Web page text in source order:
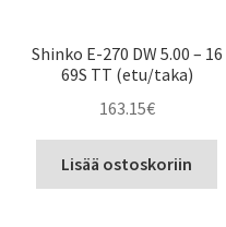
Shinko E-270 DW 5.00 – 16
69S TT (etu/taka)
163.15€
Lisää ostoskoriin